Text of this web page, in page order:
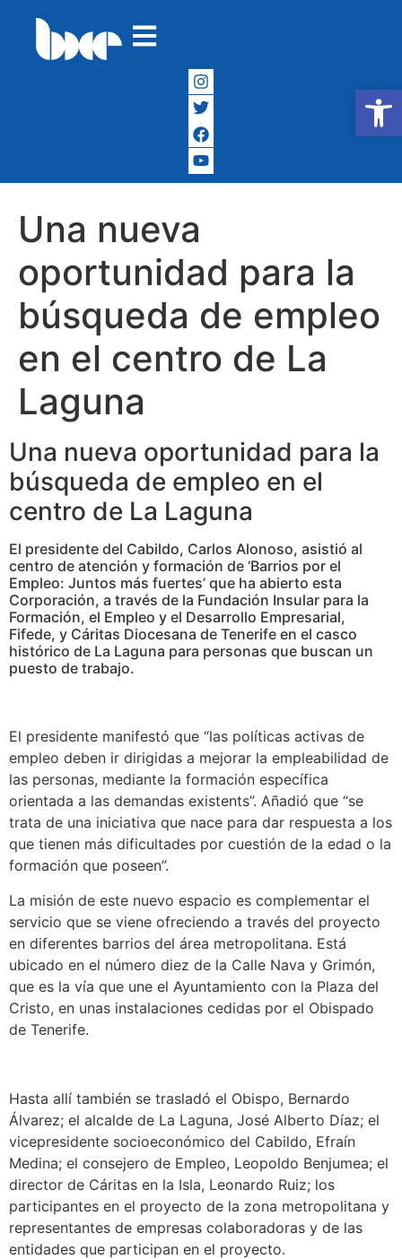
Abrir
Una nueva
oportunidad para la
búsqueda de empleo
en el centro de La
Laguna
Una nueva oportunidad para la
búsqueda de empleo en el
centro de La Laguna
El presidente del Cabildo, Carlos Alonoso, asistió al
centro de atención y formación de ‘Barrios por el
Empleo: Juntos más fuertes’ que ha abierto esta
Corporación, a través de la Fundación Insular para la
Formación, el Empleo y el Desarrollo Empresarial,
Fifede, y Cáritas Diocesana de Tenerife en el casco
histórico de La Laguna para personas que buscan un
puesto de trabajo.
El presidente manifestó que “las políticas activas de
empleo deben ir dirigidas a mejorar la empleabilidad de
las personas, mediante la formación específica
orientada a las demandas existents”. Añadió que “se
trata de una iniciativa que nace para dar respuesta a los
que tienen más dificultades por cuestión de la edad o la
formación que poseen”.
La misión de este nuevo espacio es complementar el
servicio que se viene ofreciendo a través del proyecto
en diferentes barrios del área metropolitana. Está
ubicado en el número diez de la Calle Nava y Grimón,
que es la vía que une el Ayuntamiento con la Plaza del
Cristo, en unas instalaciones cedidas por el Obispado
de Tenerife.
Hasta allí también se trasladó el Obispo, Bernardo
Álvarez; el alcalde de La Laguna, José Alberto Díaz; el
vicepresidente socioeconómico del Cabildo, Efraín
Medina; el consejero de Empleo, Leopoldo Benjumea; el
director de Cáritas en la Isla, Leonardo Ruiz; los
participantes en el proyecto de la zona metropolitana y
representantes de empresas colaboradoras y de las
entidades que participan en el proyecto.